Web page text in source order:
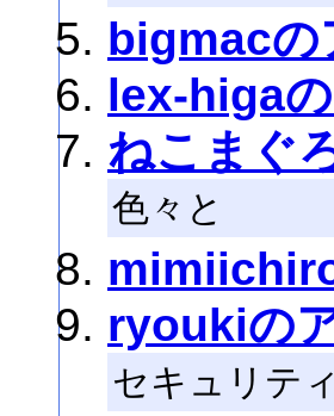
bigmacの
lex-higa
ねこまぐ
色々と
ryoukiの
セキュリテ